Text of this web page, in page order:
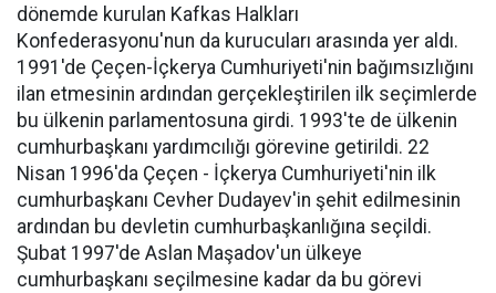
dönemde kurulan Kafkas Halkları
Konfederasyonu'nun da kurucuları arasında yer aldı.
1991'de Çeçen-İçkerya Cumhuriyeti'nin bağımsızlığını
ilan etmesinin ardından gerçekleştirilen ilk seçimlerde
bu ülkenin parlamentosuna girdi. 1993'te de ülkenin
cumhurbaşkanı yardımcılığı görevine getirildi. 22
Nisan 1996'da Çeçen - İçkerya Cumhuriyeti'nin ilk
cumhurbaşkanı Cevher Dudayev'in şehit edilmesinin
ardından bu devletin cumhurbaşkanlığına seçildi.
Şubat 1997'de Aslan Maşadov'un ülkeye
cumhurbaşkanı seçilmesine kadar da bu görevi